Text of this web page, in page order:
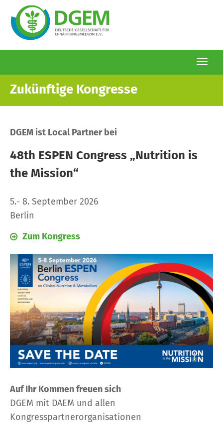
zumZukünftige Kongresse
DGEM ist Local Partner bei
48th ESPEN Congress „Nutrition is
the Mission“
5.- 8. September 2026
Berlin
Zum Kongress
Auf Ihr Kommen freuen sich
DGEM mit DAEM und allen
Kongresspartnerorganisationen